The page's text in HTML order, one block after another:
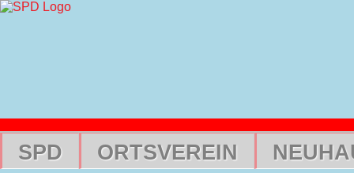
SPD ORTSVEREIN